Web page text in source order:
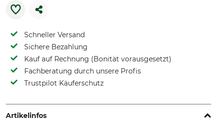
Schneller Versand
Sichere Bezahlung
Kauf auf Rechnung (Bonität vorausgesetzt)
Fachberatung durch unsere Profis
Trustpilot Käuferschutz
Artikelinfos